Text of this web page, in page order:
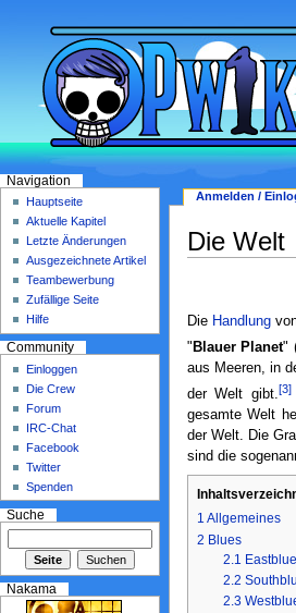
Die Welt
Die Handlung
" Blauer Planet"
aus Meeren, in
der Welt gibt.[3]
gesamte Welt
der Welt. Die
sind die
1 Allgemeines
2 Blues
2.1 Eastblue
2.2
2.3
Anmelden /
Navigation
Hauptseite
Aktuelle Kapitel
Letzte Änderungen
Ausgezeichnete Artikel
Teambewerbung
Zufällige Seite
Hilfe
Community
Einloggen
Die Crew
Forum
IRC-Chat
Facebook
Twitter
Spenden
Suche
Nakama